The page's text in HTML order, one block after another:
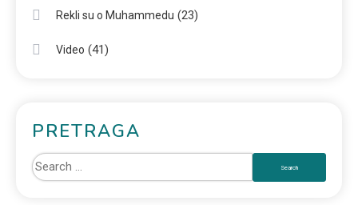
Rekli su o Muhammedu (23)
Video (41)
PRETRAGA